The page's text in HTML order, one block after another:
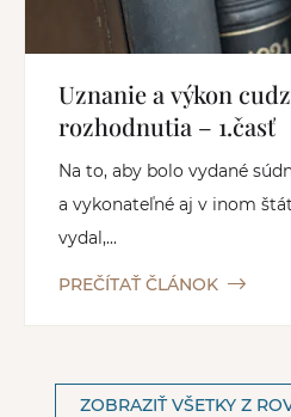
Uznanie a výkon
rozhodnutia – 1.časť
Na to, aby bolo vydané
a vykonateľné aj v inom
vydal,...
PREČÍTAŤ ČLÁNOK
ZOBRAZIŤ VŠETKY Z